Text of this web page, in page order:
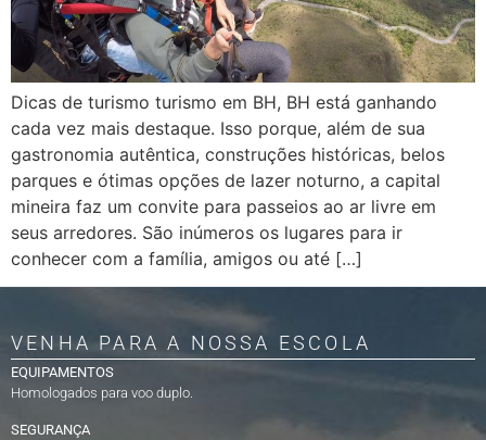
Dicas de turismo turismo em BH, BH está ganhando
cada vez mais destaque. Isso porque, além de sua
gastronomia autêntica, construções históricas, belos
parques e ótimas opções de lazer noturno, a capital
mineira faz um convite para passeios ao ar livre em
seus arredores. São inúmeros os lugares para ir
conhecer com a família, amigos ou até […]
VENHA PARA A NOSSA ESCOLA
EQUIPAMENTOS
Homologados para voo duplo.
SEGURANÇA